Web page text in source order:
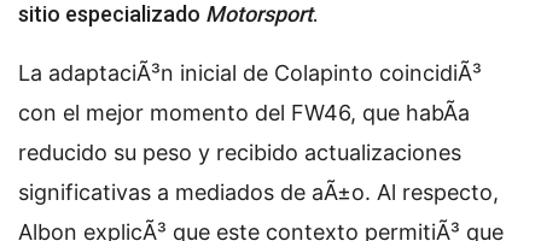
sitio especializado Motorsport.
La adaptaciÃ³n inicial de Colapinto coincidiÃ³
con el mejor momento del FW46, que habÃ­a
reducido su peso y recibido actualizaciones
significativas a mediados de aÃ±o. Al respecto,
Albon explicÃ³ que este contexto permitiÃ³ que